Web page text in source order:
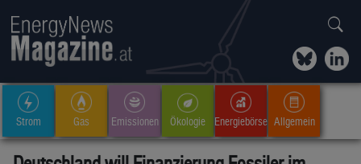
Strom Gas Emissionen Ökologie Energiebörse Allgemein